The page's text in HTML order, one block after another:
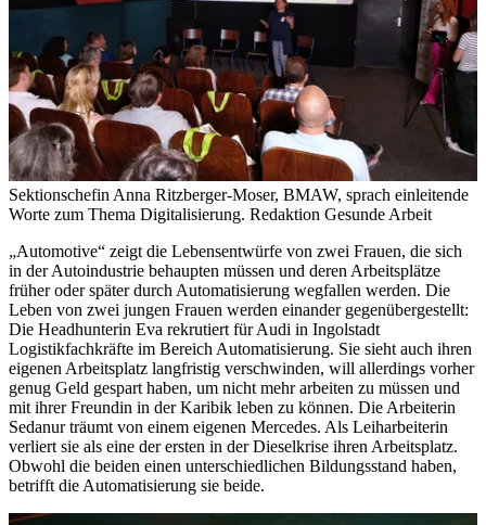
Sektionschefin Anna Ritzberger-Moser, BMAW, sprach einleitende
Worte zum Thema Digitalisierung. Redaktion Gesunde Arbeit
„Automotive“ zeigt die Lebensentwürfe von zwei Frauen, die sich
in der Autoindustrie behaupten müssen und deren Arbeitsplätze
früher oder später durch Automatisierung wegfallen werden. Die
Leben von zwei jungen Frauen werden einander gegenübergestellt:
Die Headhunterin Eva rekrutiert für Audi in Ingolstadt
Logistikfachkräfte im Bereich Automatisierung. Sie sieht auch ihren
eigenen Arbeitsplatz langfristig verschwinden, will allerdings vorher
genug Geld gespart haben, um nicht mehr arbeiten zu müssen und
mit ihrer Freundin in der Karibik leben zu können. Die Arbeiterin
Sedanur träumt von einem eigenen Mercedes. Als Leiharbeiterin
verliert sie als eine der ersten in der Dieselkrise ihren Arbeitsplatz.
Obwohl die beiden einen unterschiedlichen Bildungsstand haben,
betrifft die Automatisierung sie beide.